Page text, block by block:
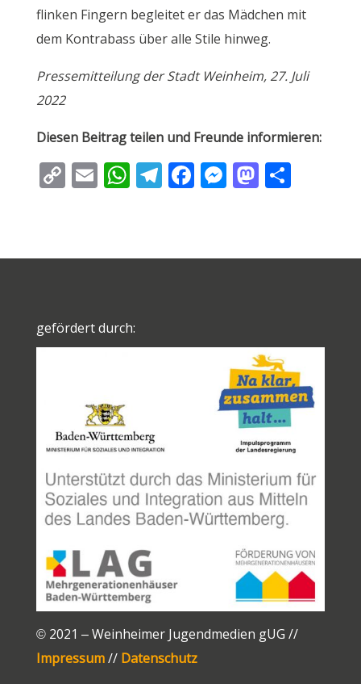
flinken Fingern begleitet er das Mädchen mit
dem Kontrabass über alle Stile hinweg.
Pressemitteilung der Stadt Weinheim, 27. Juli
2022
Diesen Beitrag teilen und Freunde informieren:
C
y
k
E
l
W
s
p
T
gr
F
b
M
e
M
d
T
n
gefördert durch:
© 2021 – Weinheimer Jugendmedien gUG //
Impressum// Datenschutz